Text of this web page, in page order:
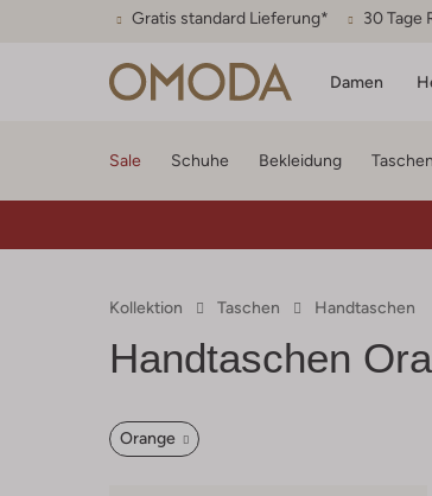
Gratis standard Lieferung* 30 Tage
Damen
Sale Schuhe Bekleidung
Kollektion Taschen Handtaschen
Handtaschen
Orange